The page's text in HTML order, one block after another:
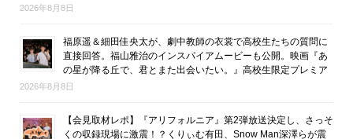
2026年8月8日
福原遥＆細田佳央太が、劇中教師の衣裳で高校生たちの質問に
直接回答。福山雅治のインスパイアムービーも公開。映画『あ
の星が降る丘で、君とまた出会いたい。』高校生限定プレミア
2026年8月8日
【会見取材レポ】『アリフォルニア』第2弾放送決定し、さっそ
くの収録現場に激震！？くりぃむ有田、Snow Man深澤らが震